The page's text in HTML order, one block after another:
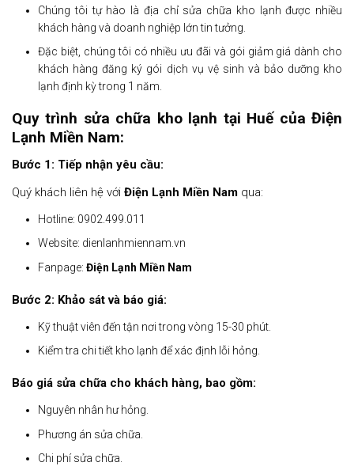
Chúng tôi tự hào là địa chỉ sửa chữa kho lạnh được nhiều
khách hàng và doanh nghiệp lớn tin tưởng.
Đặc biệt, chúng tôi có nhiều ưu đãi và gói giảm giá dành cho
khách hàng đăng ký gói dịch vụ vệ sinh và bảo dưỡng kho
lạnh định kỳ trong 1 năm.
Quy trình sửa chữa kho lạnh tại Huế của Điện
Lạnh Miền Nam:
Bước 1: Tiếp nhận yêu cầu:
Quý khách liên hệ với Điện Lạnh Miền Nam qua:
Hotline: 0902.499.011
Website: dienlanhmiennam.vn
Fanpage:Điện Lạnh Miền Nam
Bước 2: Khảo sát và báo giá:
Kỹ thuật viên đến tận nơi trong vòng 15-30 phút.
Kiểm tra chi tiết kho lạnh để xác định lỗi hỏng.
Báo giá sửa chữa cho khách hàng, bao gồm:
Nguyên nhân hư hỏng.
Phương án sửa chữa.
Chi phí sửa chữa.